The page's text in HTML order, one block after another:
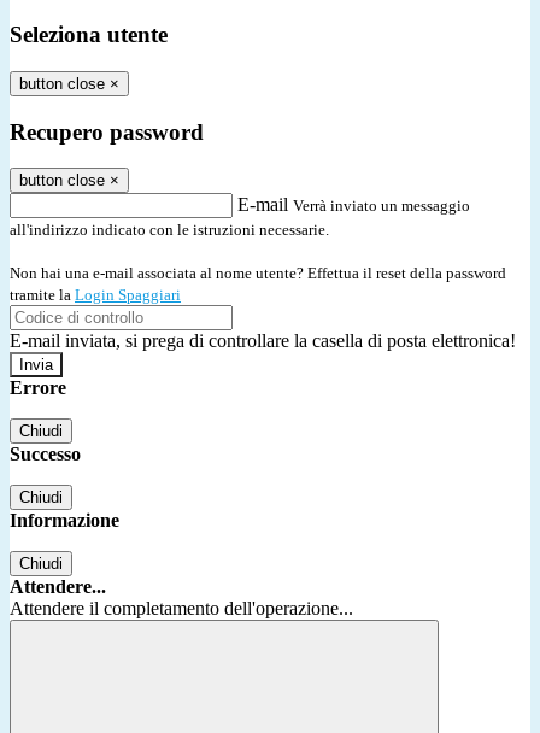
Seleziona utente
button close ×
Recupero password
button close ×
E-mail Verrà inviato un messaggio
all'indirizzo indicato con le istruzioni necessarie.
Non hai una e-mail associata al nome utente? Effettua il reset della password
tramite la Login Spaggiari
E-mail inviata, si prega di controllare la casella di posta elettronica!
Errore
Chiudi
Successo
Chiudi
Informazione
Chiudi
Attendere...
Attendere il completamento dell'operazione...